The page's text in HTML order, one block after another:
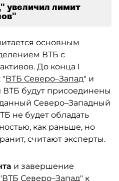
увеличил лимит
основным
ВТБ с
До конца I
"ВТБ Северо–Запад" и
ВТБ будут присоединены
Северо–Западный
не будет обладать
как раньше, но
считают эксперты.
и завершение
Северо–Запад" к